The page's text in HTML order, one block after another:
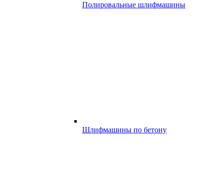
Полировальные шлифмашины
Шлифмашины по бетону